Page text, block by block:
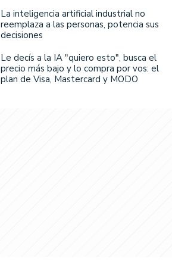
La inteligencia artificial industrial no
reemplaza a las personas, potencia sus
decisiones
Le decís a la IA "quiero esto", busca el
precio más bajo y lo compra por vos: el
plan de Visa, Mastercard y MODO